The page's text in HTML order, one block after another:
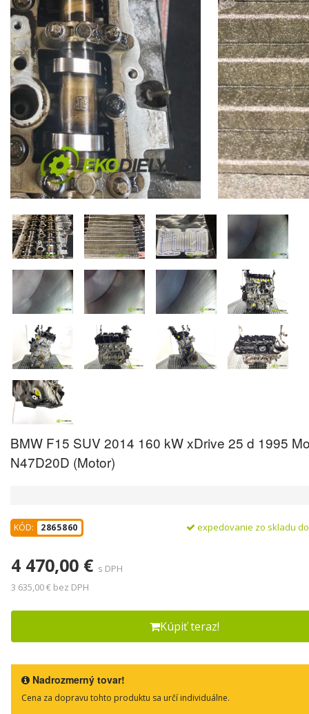
BMW F15 SUV 2014 160 kW xDrive 25 d 1995
N47D20D (Motor)
KÓD: 2865860 expedovanie zo skladu
4 470,00 € s DPH
3 635,00 € bez DPH
Kúpiť teraz!
Nadrozmerný tovar!
Cena za dopravu tohto produktu sa určí individuálne.